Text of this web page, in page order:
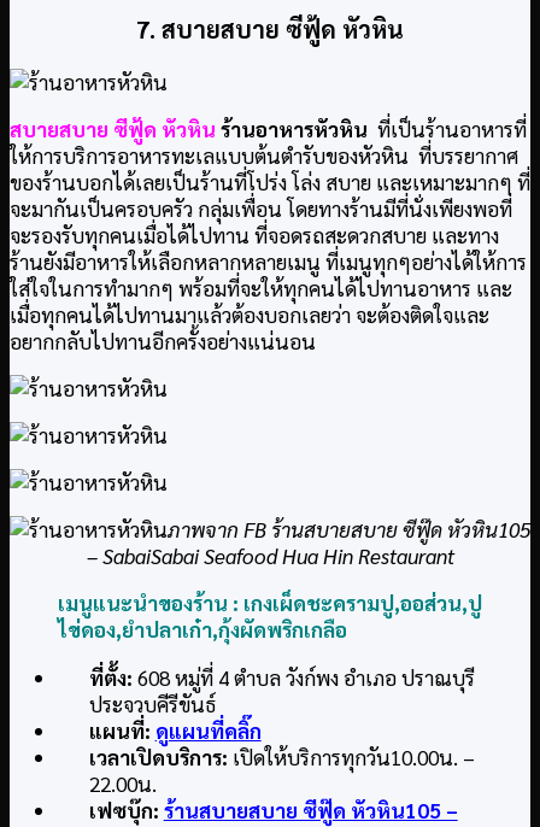
7. สบายสบาย ซีฟู้ด หัวหิน
สบายสบาย ซีฟู้ด หัวหิน ร้านอาหารหัวหิน ที่เป็นร้านอาหารที่
ให้การบริการอาหารทะเลแบบต้นตำรับของหัวหิน ที่บรรยากาศ
ของร้านบอกได้เลยเป็นร้านที่โปร่ง โล่ง สบาย และเหมาะมากๆ ที่
จะมากันเป็นครอบครัว กลุ่มเพื่อน โดยทางร้านมีที่นั่งเพียงพอที่
จะรองรับทุกคนเมื่อได้ไปทาน ที่จอดรถสะดวกสบาย และทาง
ร้านยังมีอาหารให้เลือกหลากหลายเมนู ที่เมนูทุกๆอย่างได้ให้การ
ใส่ใจในการทำมากๆ พร้อมที่จะให้ทุกคนได้ไปทานอาหาร และ
เมื่อทุกคนได้ไปทานมาแล้วต้องบอกเลยว่า จะต้องติดใจและ
อยากกลับไปทานอีกครั้งอย่างแน่นอน
ภาพจาก FB ร้านสบายสบาย ซีฟู๊ด หัวหิน105
– SabaiSabai Seafood Hua Hin Restaurant
เมนูแนะนำของร้าน : เกงเผ็ดชะครามปู,ออส่วน,ปู
ไข่ดอง,ยำปลาเก๋า,กุ้งผัดพริกเกลือ
ที่ตั้ง: 608 หมู่ที่ 4 ตำบล วังก์พง อำเภอ ปราณบุรี
ประจวบคีรีขันธ์
แผนที่: ดูแผนที่คลิ๊ก
เวลาเปิดบริการ: เปิดให้บริการทุกวัน10.00น. –
22.00น.
เฟซบุ๊ก: ร้านสบายสบาย ซีฟู๊ด หัวหิน105 –